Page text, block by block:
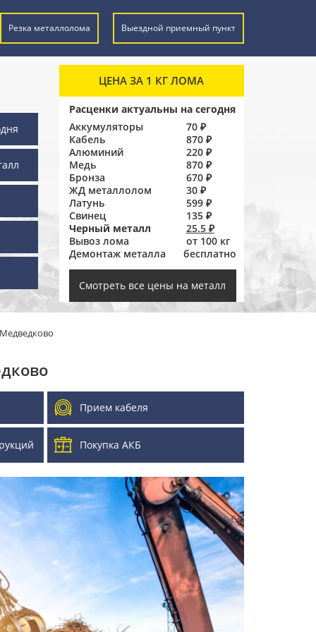
Резка металлолома Выездной приемный пункт
ЦЕНА ЗА 1 КГ ЛОМА
Расценки актуальны на сегодня
Аккумуляторы
70 ₽
Кабель
870 ₽
Алюминий
220 ₽
Медь
870 ₽
Бронза
670 ₽
ЖД металлолом
30 ₽
Латунь
599 ₽
Свинец
135 ₽
Черный металл
25.5 ₽
Вывоз лома
от 100 кг
Демонтаж металла
бесплатно
Смотреть все цены на металл
Прием кабеля
Покупка АКБ